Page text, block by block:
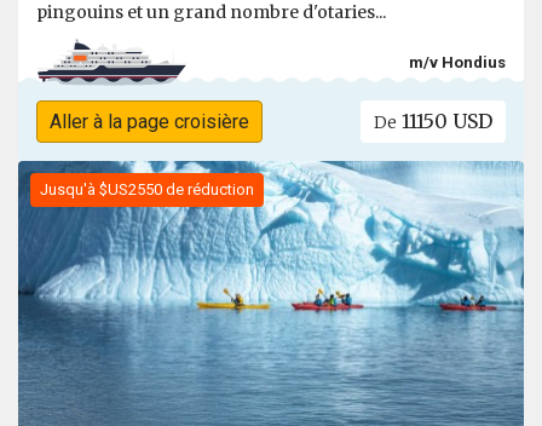
pingouins et un grand nombre d'otaries...
m/v Hondius
Aller à la page croisière De 11150 USD
Jusqu'à $US2550 de réduction